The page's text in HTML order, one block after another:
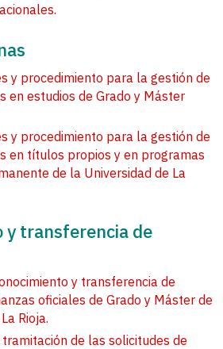
y procedimiento para la gestión de
en estudios de Grado y Máster
y procedimiento para la gestión de
en títulos propios y en programas
de la Universidad de La
y transferencia de
y transferencia de
oficiales de Grado y Máster de
Rioja.
de las solicitudes de